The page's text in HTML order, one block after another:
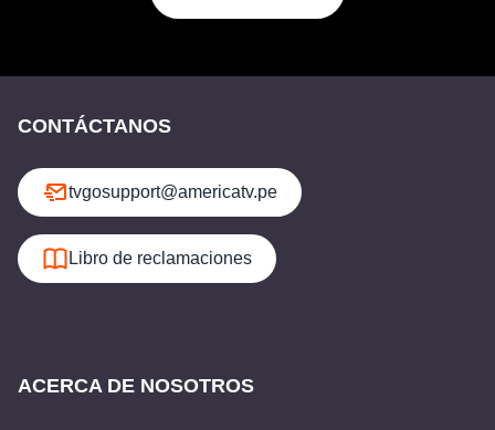
CONTÁCTANOS
tvgosupport@americatv.pe
Libro de reclamaciones
ACERCA DE NOSOTROS